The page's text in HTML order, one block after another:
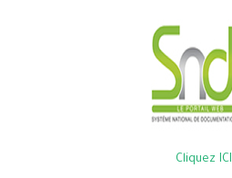
Cliquez ICI